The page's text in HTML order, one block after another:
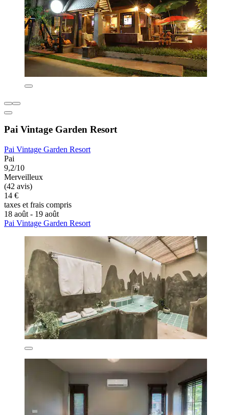
Pai Vintage Garden Resort
Pai Vintage Garden Resort
Pai
9,2/10
Merveilleux
(42 avis)
14 €
taxes et frais compris
18 août - 19 août
Pai Vintage Garden Resort